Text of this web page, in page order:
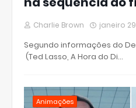
Charlie Brown janeiro
Segundo informações do
(Ted Lasso, A Hora do Di…
Animações